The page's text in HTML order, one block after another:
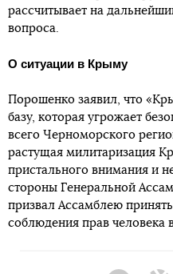
рассчитывает на
вопроса.
О ситуации в Крыму
Порошенко заявил, что
базу, которая угрожает
всего Черноморского
растущая милитаризация
пристального внимания и
стороны Генеральной
призвал Ассамблею
соблюдения прав человека